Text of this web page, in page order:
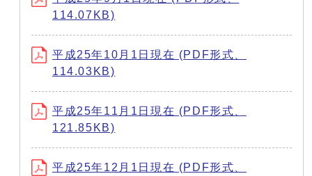
114.07KB)
平成25年10月1日現在 (PDF形式、
114.03KB)
平成25年11月1日現在 (PDF形式、
121.85KB)
平成25年12月1日現在 (PDF形式、